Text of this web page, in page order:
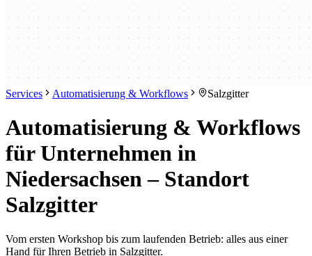
Services Automatisierung & Workflows Salzgitter
Automatisierung & Workflows
für Unternehmen in
Niedersachsen – Standort
Salzgitter
Vom ersten Workshop bis zum laufenden Betrieb: alles aus einer
Hand für Ihren Betrieb in Salzgitter.